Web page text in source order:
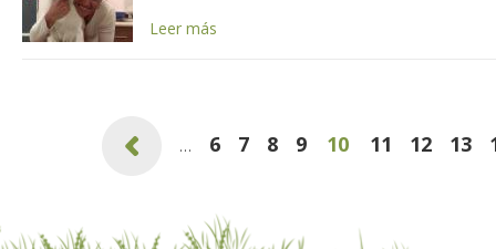
Leer más
. … 6 7 8 9 10 11 12 13